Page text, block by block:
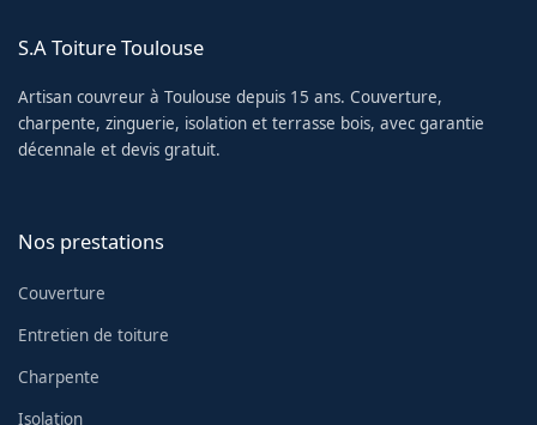
S.A Toiture Toulouse
Artisan couvreur à Toulouse depuis 15 ans. Couverture,
charpente, zinguerie, isolation et terrasse bois, avec garantie
décennale et devis gratuit.
Nos prestations
Couverture
Entretien de toiture
Charpente
Isolation